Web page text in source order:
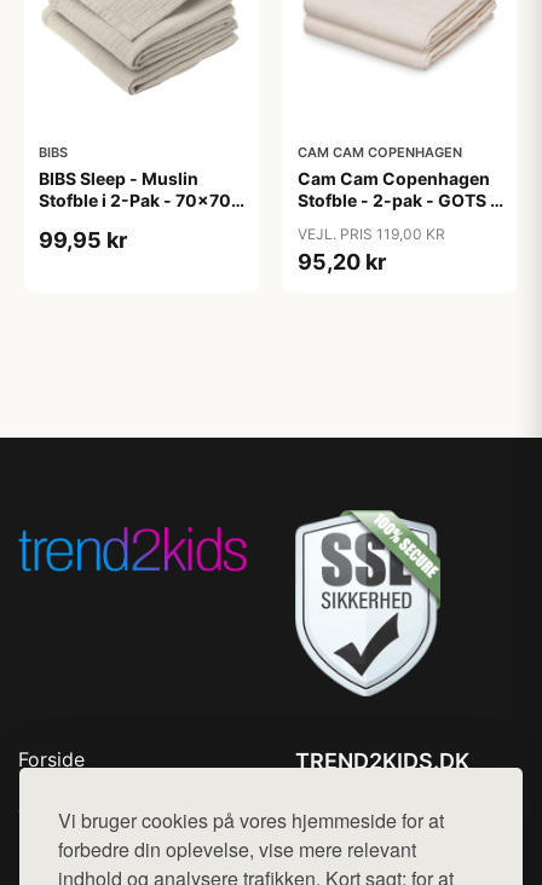
Vi bruger cookies på vores hjemmeside for at
forbedre din oplevelse, vise mere relevant
indhold og analysere trafikken. Kort sagt: for at
BIBS
BIBS Sleep - Muslin
Stofble i 2-Pak - 70x70
99,95 kr
CAM CAM COPENHAGEN
Cam Cam Copenhagen
Stofble - 2-pak - GOTS -
VEJL. PRIS 119,00 KR
95,20 kr
Forside
Top Rabatter
Blog
Kontakt
TREND2KIDS.DK
Mail: hej@want.dk